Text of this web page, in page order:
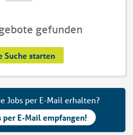
gefunden
Suche starten
Jobs per E-Mail erhalten?
per E-Mail empfangen!